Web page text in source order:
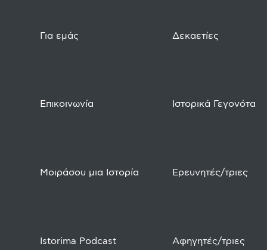
Για εμάς
Επικοινωνία
Μοιράσου μια Ιστορία
Istorima Podcast
Δεκαετίες
Ιστορικά Γεγονότα
Ερευνητές/τριες
Αφηγητές/τριες